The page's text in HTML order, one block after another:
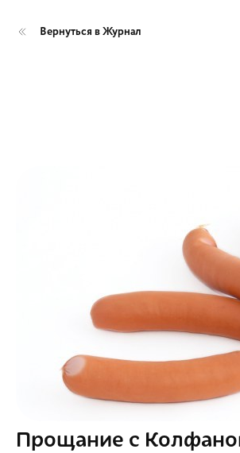
Вернуться в Журнал
Прощание с